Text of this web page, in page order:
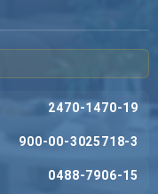
2470-1470-19
900-00-3025718-3
0488-7906-15